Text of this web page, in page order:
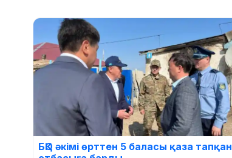
БҚО әкімі өрттен 5 баласы қаза тапқан